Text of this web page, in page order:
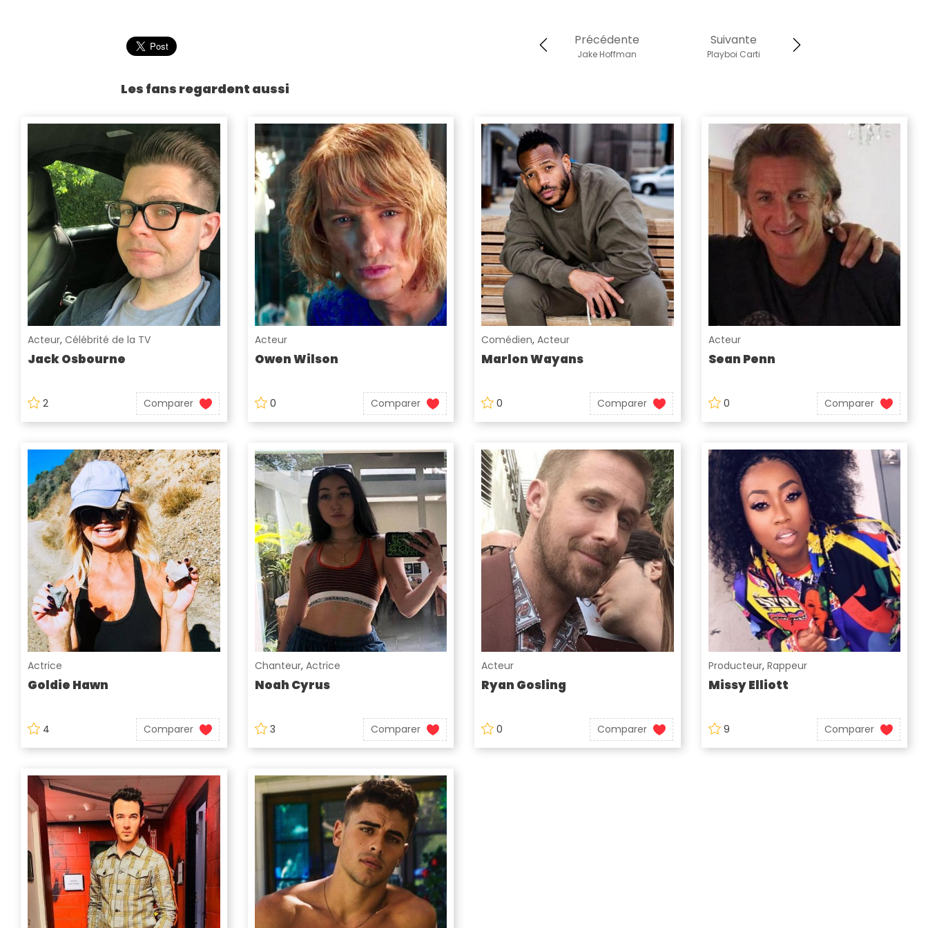
Suivante
Playboi Carti
Précédente
Jake Hoffman
Les fans regardent aussi
Acteur, Célébrité de la TV
Jack Osbourne
2 Comparer
Acteur
Owen Wilson
0 Comparer
Comédien, Acteur
Marlon Wayans
0 Comparer
Acteur
Sean Penn
0 Comparer
Actrice
Goldie Hawn
4 Comparer
Chanteur, Actrice
Noah Cyrus
3 Comparer
Acteur
Ryan Gosling
0 Comparer
Producteur, Rappeur
Missy Elliott
9 Comparer